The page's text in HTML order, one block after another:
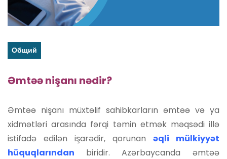
Общий
Əmtəə nişanı nədir?
Əmtəə nişanı müxtəlif sahibkarların əmtəə və ya
xidmətləri arasında fərqi təmin etmək məqsədi illə
istifadə edilən işarədir, qorunan əqli mülkiyyət
hüquqlarından biridir. Azərbaycanda əmtəə